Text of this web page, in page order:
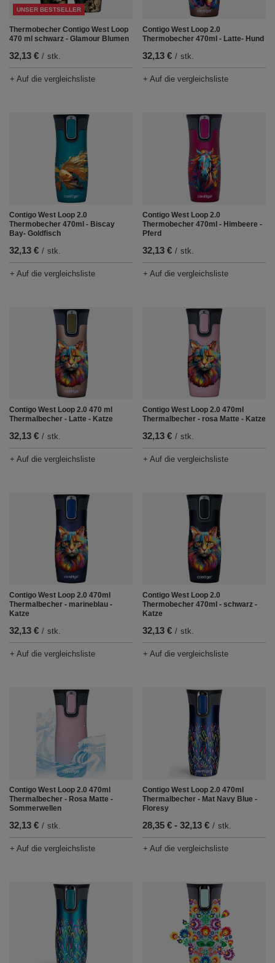
UNSER BESTSELLER
Thermobecher Contigo West Loop
470 ml schwarz - Glamour Blumen
32,13 € / stk.
+ Auf die vergleichsliste
Contigo West Loop 2.0
Thermobecher 470ml - Latte- Hund
32,13 € / stk.
+ Auf die vergleichsliste
Contigo West Loop 2.0
Thermobecher 470ml - Biscay
Bay- Goldfisch
32,13 € / stk.
+ Auf die vergleichsliste
Contigo West Loop 2.0
Thermobecher 470ml - Himbeere -
Pferd
32,13 € / stk.
+ Auf die vergleichsliste
Contigo West Loop 2.0 470 ml
Thermalbecher - Latte - Katze
32,13 € / stk.
+ Auf die vergleichsliste
Contigo West Loop 2.0 470ml
Thermalbecher - rosa Matte - Katze
32,13 € / stk.
+ Auf die vergleichsliste
Contigo West Loop 2.0 470ml
Thermalbecher - marineblau -
Katze
32,13 € / stk.
+ Auf die vergleichsliste
Contigo West Loop 2.0
Thermobecher 470ml - schwarz -
Katze
32,13 € / stk.
+ Auf die vergleichsliste
Contigo West Loop 2.0 470ml
Thermalbecher - Rosa Matte -
Sommerwellen
32,13 € / stk.
+ Auf die vergleichsliste
Contigo West Loop 2.0 470ml
Thermalbecher - Mat Navy Blue -
Floresy
ab
28,35 € - bis
32,13 € / stk.
+ Auf die vergleichsliste